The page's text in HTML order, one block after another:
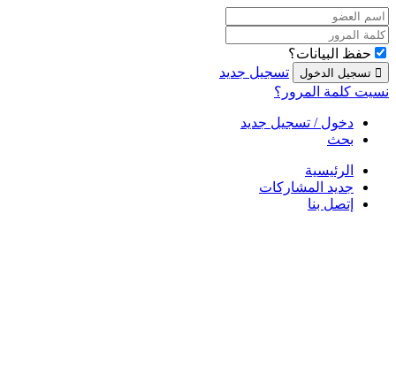
حفظ البيانات؟
تسجيل جديد
نسيت كلمة المرور؟
دخول / تسجيل جديد
بحث
الرئيسية
جديد المشاركات
إتصل بنا